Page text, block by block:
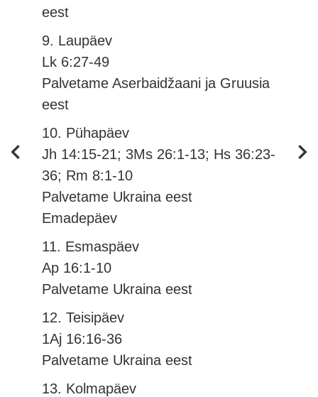
eest
9. Laupäev
Lk 6:27-49
Palvetame Aserbaidžaani ja Gruusia
eest
10. Pühapäev
Jh 14:15-21; 3Ms 26:1-13; Hs 36:23-
36; Rm 8:1-10
Palvetame Ukraina eest
Emadepäev
11. Esmaspäev
Ap 16:1-10
Palvetame Ukraina eest
12. Teisipäev
1Aj 16:16-36
Palvetame Ukraina eest
13. Kolmapäev